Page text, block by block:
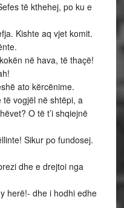
të kthehej, po ku e
Kishte aq vjet komit.
në hava, të thaçë!
ato kërcënime.
të vogjël në shtëpi, a
O të t’i shqiejnë
Sikur po fundosej.
dhe e drejtoi nga
herë!- dhe i hodhi edhe